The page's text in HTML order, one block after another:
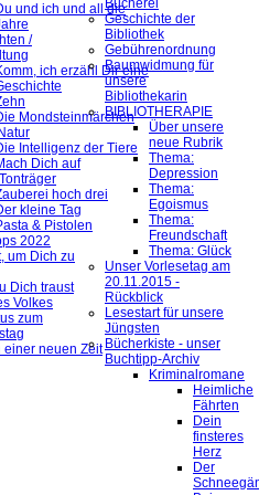
und ich und all die
/
ich erzähl Dir eine
Mondsteinmärchen
Intelligenz der Tiere
Dich auf
hoch drei
kleine Tag
& Pistolen
2022
um Dich zu
Dich traust
Volkes
zum
einer neuen Zeit
Bücherei
Geschichte der
Bibliothek
Gebührenordnung
Baumwidmung für
unsere
Bibliothekarin
BIBLIOTHERAPIE
Über unsere
neue Rubrik
Thema:
Depression
Thema:
Egoismus
Thema:
Freundschaft
Thema: Glück
Unser Vorlesetag am
20.11.2015 -
Rückblick
Lesestart für unsere
Jüngsten
Bücherkiste - unser
Buchtipp-Archiv
Kriminalromane
Heimliche
Fährten
Dein
finsteres
Herz
Der